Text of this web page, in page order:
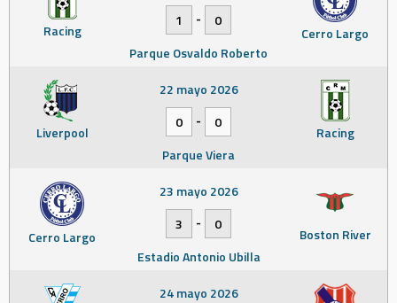
Racing Cerro Largo
1 -
0
Parque Osvaldo Roberto
Liverpool Racing
22 mayo 2026
0
-
0
Parque Viera
Cerro Largo Boston River
23 mayo 2026
3
-
0
Estadio Antonio Ubilla
24 mayo 2026